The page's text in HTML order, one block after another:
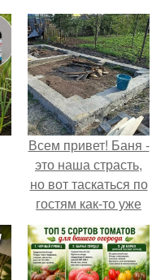
Всем привет! Баня -
это наша страсть,
но вот таскаться по
гостям как-то уже
надоело.